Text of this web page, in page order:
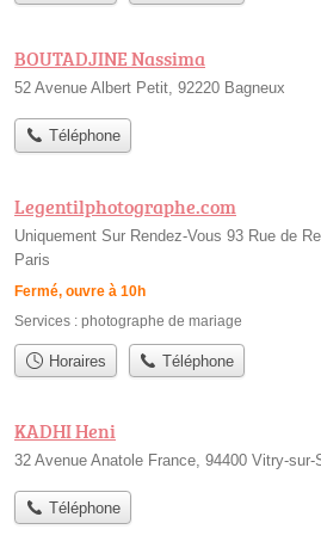
BOUTADJINE Nassima
52 Avenue Albert Petit, 92220 Bagneux
Téléphone
Legentilphotographe.com
Uniquement Sur Rendez-Vous 93 Rue de
Paris
Fermé, ouvre à 10h
Services : photographe de mariage
Horaires Téléphone
KADHI Heni
32 Avenue Anatole France, 94400 Vitry-sur-
Téléphone